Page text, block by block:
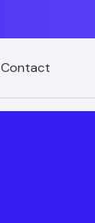
Contact